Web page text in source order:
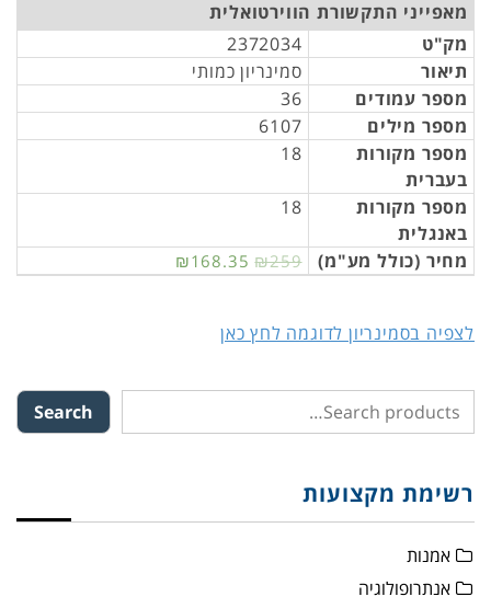
מאפייני התקשורת הווירטואלית
מק"ט
2372034
תיאור
סמינריון כמותי
מספר עמודים
36
מספר מילים
6107
מספר מקורות
בעברית
18
מספר מקורות
באנגלית
18
מחיר (כולל מע"מ) ₪168.35 ₪259
לצפיה בסמינריון לדוגמה לחץ כאן
Search
רשימת מקצועות
אמנות
אנתרופולוגיה